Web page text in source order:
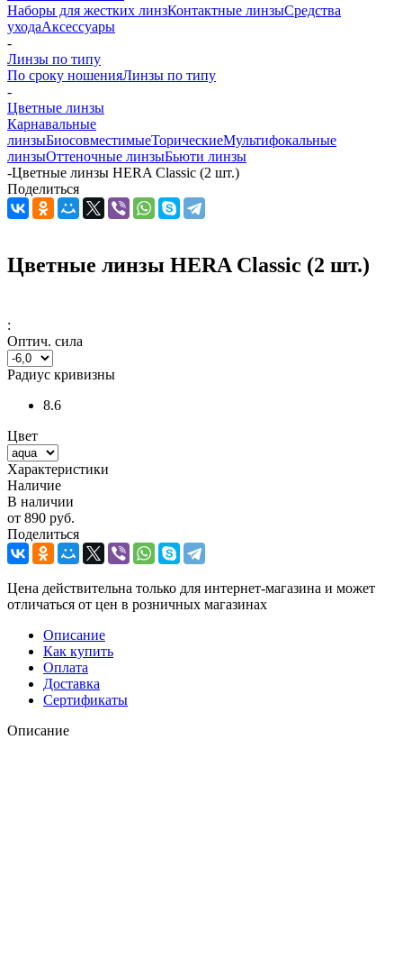
Наборы для жестких линзКонтактные линзыСредства
уходаАксессуары
-
Линзы по типу
По сроку ношенияЛинзы по типу
-
Цветные линзы
Карнавальные
линзыБиосовместимыеТорическиеМультифокальные
линзыОттеночные линзыБьюти линзы
-Цветные линзы HERA Classic (2 шт.)
Поделиться
Цветные линзы HERA Classic (2 шт.)
:
Оптич. сила
Радиус кривизны
8.6
Цвет
Характеристики
Наличие
В наличии
от 890 руб.
Поделиться
Цена действительна только для интернет-магазина и может
отличаться от цен в розничных магазинах
Описание
Как купить
Оплата
Доставка
Сертификаты
Описание